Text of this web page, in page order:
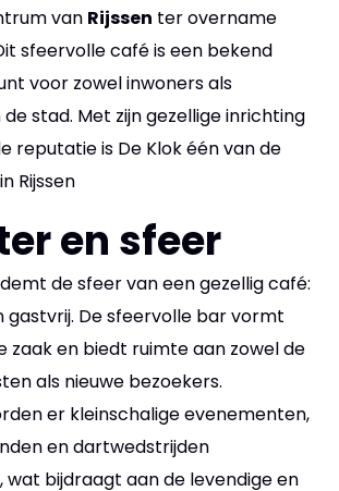
van Rijssen ter overname
sfeervolle café is een bekend
voor zowel inwoners als
stad. Met zijn gezellige inrichting
reputatie is De Klok één van de
Rijssen
en sfeer
de sfeer van een gezellig café:
gastvrij. De sfeervolle bar vormt
zaak en biedt ruimte aan zowel de
als nieuwe bezoekers.
er kleinschalige evenementen,
en dartwedstrijden
wat bijdraagt aan de levendige en